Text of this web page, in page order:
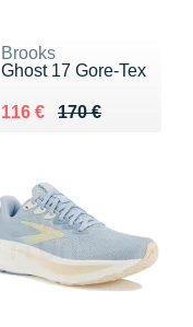
Brooks
Ghost 17 Gore-Tex
170 €
Au lieu de 170 €
116 €
Vendu 116 €